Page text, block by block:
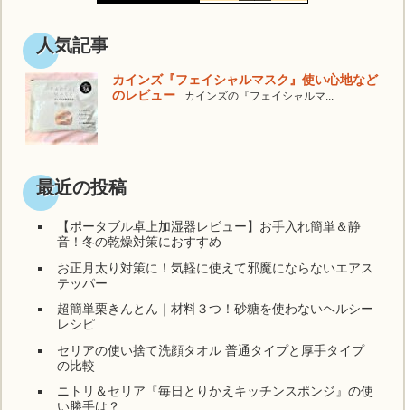
人気記事
カインズ『フェイシャルマスク』使い心地など
のレビュー
カインズの『フェイシャルマ...
最近の投稿
【ポータブル卓上加湿器レビュー】お手入れ簡単＆静
音！冬の乾燥対策におすすめ
お正月太り対策に！気軽に使えて邪魔にならないエアス
テッパー
超簡単栗きんとん｜材料３つ！砂糖を使わないヘルシー
レシピ
セリアの使い捨て洗顔タオル 普通タイプと厚手タイプ
の比較
ニトリ＆セリア『毎日とりかえキッチンスポンジ』の使
い勝手は？